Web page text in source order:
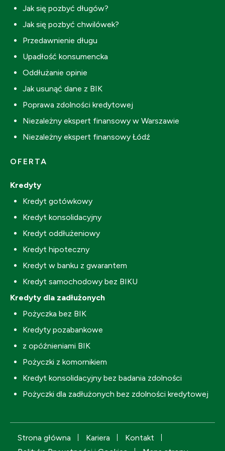
Jak się pozbyć długów?
Jak się pozbyć chwilówek?
Przedawnienie długu
Upadłość konsumencka
Oddłużanie opinie
Jak usunąć dane z BIK
Poprawa zdolności kredytowej
Niezależny ekspert finansowy w Warszawie
Niezależny ekspert finansowy Łódź
OFERTA
Kredyty
Kredyt gotówkowy
Kredyt konsolidacyjny
Kredyt oddłużeniowy
Kredyt hipoteczny
Kredyt w banku z gwarantem
Kredyt samochodowy bez BIKU
Kredyty dla zadłużonych
Pożyczka bez BIK
Kredyty pozabankowe
z opóźnieniami BIK
Pożyczki z komornikiem
Kredyt konsolidacyjny bez badania zdolności
Pożyczki dla zadłużonych bez zdolności kredytowej
Strona główna Kariera
Kontakt